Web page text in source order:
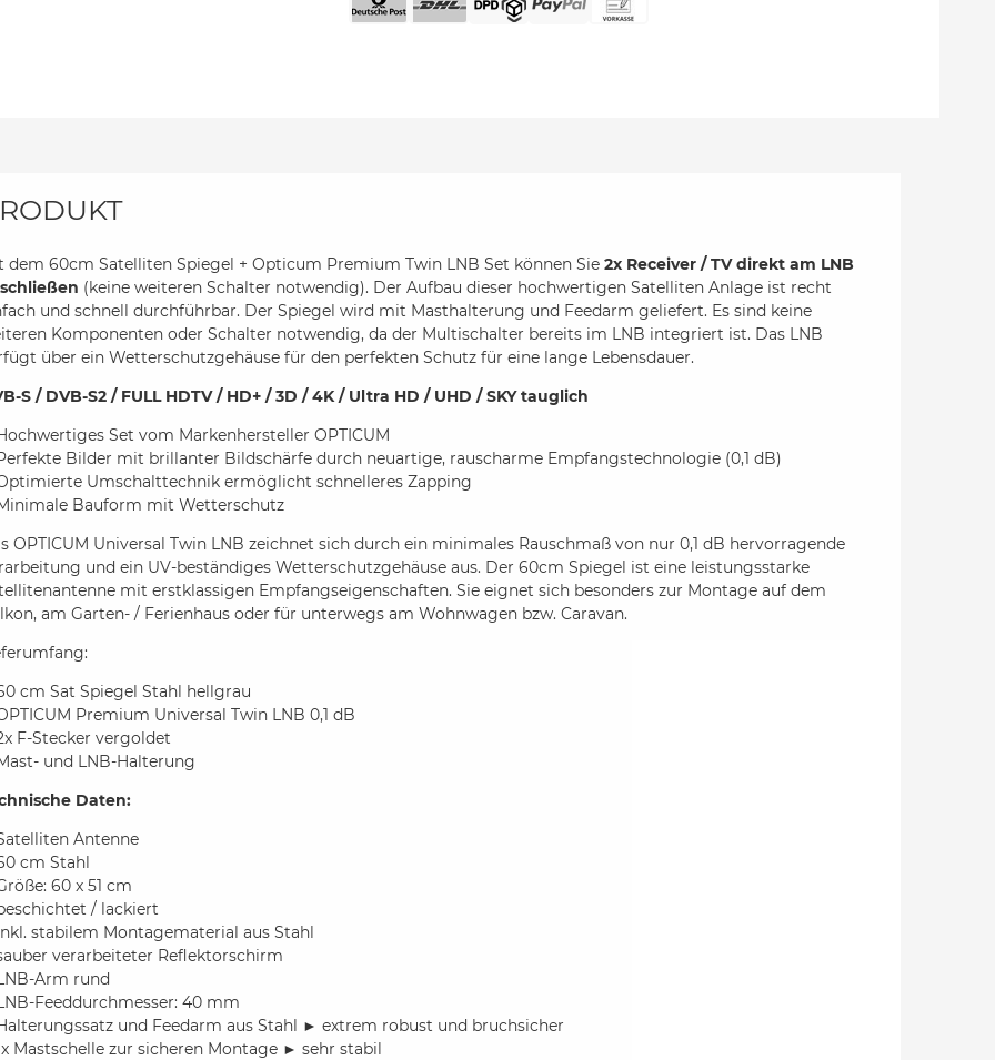
dem 60cm Satelliten Spiegel + Opticum Premium Twin LNB Set können Sie 2x Receiver / TV direkt am LNB
(keine weiteren Schalter notwendig). Der Aufbau dieser hochwertigen Satelliten Anlage ist recht
und schnell durchführbar. Der Spiegel wird mit Masthalterung und Feedarm geliefert. Es sind keine
Komponenten oder Schalter notwendig, da der Multischalter bereits im LNB integriert ist. Das LNB
über ein Wetterschutzgehäuse für den perfekten Schutz für eine lange Lebensdauer.
S / DVB-S2 / FULL HDTV / HD+ / 3D / 4K / Ultra HD / UHD / SKY tauglich
Set vom Markenhersteller OPTICUM
Bilder mit brillanter Bildschärfe durch neuartige, rauscharme Empfangstechnologie (0,1 dB)
Umschalttechnik ermöglicht schnelleres Zapping
Bauform mit Wetterschutz
OPTICUM Universal Twin LNB zeichnet sich durch ein minimales Rauschmaß von nur 0,1 dB hervorragende
und ein UV-beständiges Wetterschutzgehäuse aus. Der 60cm Spiegel ist eine leistungsstarke
mit erstklassigen Empfangseigenschaften. Sie eignet sich besonders zur Montage auf dem
am Garten- / Ferienhaus oder für unterwegs am Wohnwagen bzw. Caravan.
cm Sat Spiegel Stahl hellgrau
Premium Universal Twin LNB 0,1 dB
F-Stecker vergoldet
und LNB-Halterung
Daten:
Antenne
cm Stahl
60 x 51 cm
/ lackiert
stabilem Montagematerial aus Stahl
verarbeiteter Reflektorschirm
Arm rund
Feeddurchmesser: 40 mm
und Feedarm aus Stahl ► extrem robust und bruchsicher
Mastschelle zur sicheren Montage ► sehr stabil